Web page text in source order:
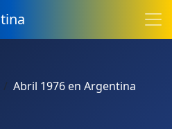
Abril 1976 en Argentina